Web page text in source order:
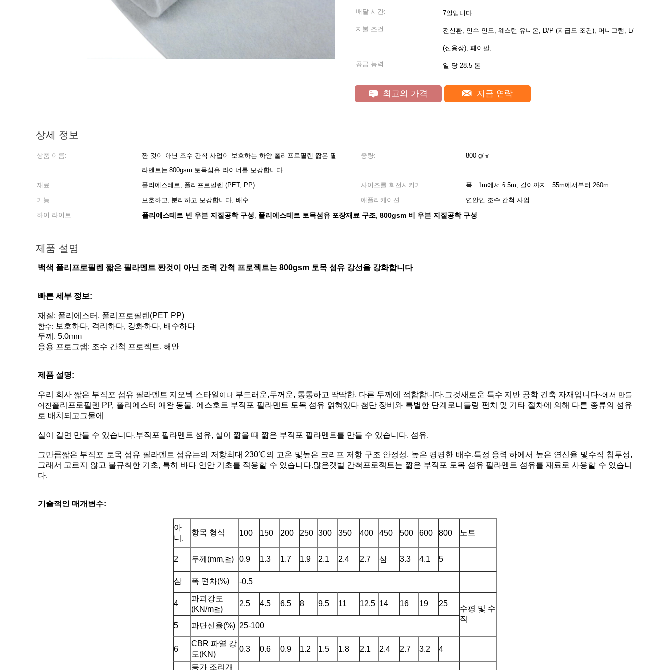
배달 시간: 7일입니다
지불 조건: 전신환, 인수 인도, 웨스턴 유니온, D/P (지급도 조건), 머니그램, L/C
(신용장), 페이팔,
공급 능력: 일 당 28.5 톤
최고의 가격 지금 연락
상세 정보
상품 이름:
짠 것이 아닌 조수 간척 사업이 보호하는 하얀 폴리프로필렌 짧은 필
라멘트는 800gsm 토목섬유 라이너를 보강합니다
중량: 800 g/㎡
재료: 폴리에스테르, 폴리프로필렌 (PET, PP) 사이즈를 회전시키기:
폭 : 1m에서 6.5m, 길이까지 : 55m에서부터 260m
기능:
보호하고, 분리하고 보강합니다, 배수 애플리케이션:
연안인 조수 간척 사업
하이 라이트:
폴리에스테르 빈 우븐 지질공학 구성, 폴리에스테르 토목섬유 포장재료 구조, 800gsm 비 우븐 지질공학 구성
제품 설명
백색 폴리프로필렌 짧은 필라멘트 짠것이 아닌 조력 간척 프로젝트는 800gsm 토목 섬유 강선을 강화합니다
빠른 세부 정보:
재질: 폴리에스터, 폴리프로필렌(PET, PP)
함수: 보호하다, 격리하다, 강화하다, 배수하다
두께: 5.0mm
응용 프로그램: 조수 간척 프로젝트, 해안
제품 설명:
우리 회사 짧은 부직포 섬유 필라멘트 지오텍 스타일이다 부드러운,두꺼운, 통통하고 딱딱한, 다른 두께에 적합합니다.그것새로운 특수 지반 공학 건축 자재입니다~에서 만들
어진폴리프로필렌 PP, 폴리에스터 애완 동물. 에스호트 부직포 필라멘트 토목 섬유 얽혀있다 첨단 장비와 특별한 단계로니들링 펀치 및 기타 절차에 의해 다른 종류의 섬유
로 배치되고 그물에
실이 길면 만들 수 있습니다.부직포 필라멘트 섬유, 실이 짧을 때 짧은 부직포 필라멘트를 만들 수 있습니다. 섬유.
그만큼짧은 부직포 토목 섬유 필라멘트 섬유는의 저항최대 230℃의 고온 및높은 크리프 저항 구조 안정성, 높은 평평한 배수,특정 응력 하에서 높은 연신율 및수직 침투성,
그래서 고르지 않고 불규칙한 기초, 특히 바다 연안 기초를 적용할 수 있습니다.많은갯벌 간척 프로젝트는 짧은 부직포 토목 섬유 필라멘트 섬유를 재료로 사용할 수 있습니
다.
기술적인 매개변수:
아
니.
항목 형식 100 150 200 250 300 350 400 450 500 600 800 노트
2 두께(mm,≧) 0.9 1.3 1.7 1.9 2.1 2.4 2.7 삼 3.3 4.1 5
삼 폭 편차(%) -0.5
4
파괴강도
(KN/m≧)
2.5 4.5 6.5 8 9.5 11 12.5 14 16 19 25
수평 및 수
직
5 파단신율(%) 25-100
6
CBR 파열 강
도(KN)
0.3 0.6 0.9 1.2 1.5 1.8 2.1 2.4 2.7 3.2 4
등가 조리개